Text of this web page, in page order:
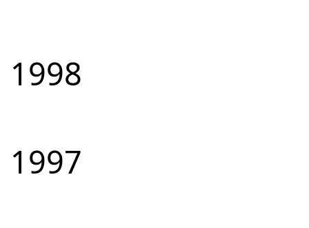
1998
1997